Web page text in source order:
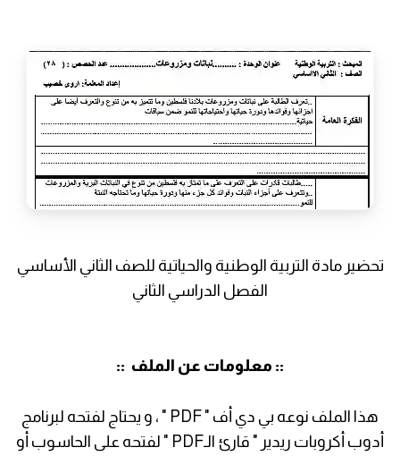
تحضير مادة التربية الوطنية والحياتية للصف الثاني الأساسي
الفصل الدراسي الثاني
:: معلومات عن الملف ::
هذا الملف نوعه بي دي أف " PDF " ، و يحتاج لفتحه لبرنامج
أدوب أكروبات ريدير " قارئ الـPDF " لفتحه على الحاسوب أو